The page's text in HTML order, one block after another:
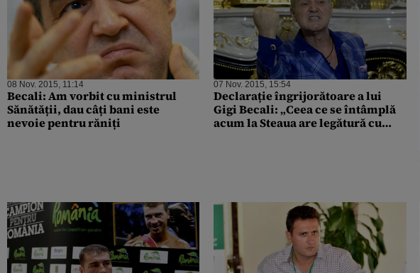
08 Nov. 2015, 11:14
Becali: Am vorbit cu ministrul
Sănătății, dau câți bani este
nevoie pentru răniți
07 Nov. 2015, 15:54
Declarație îngrijorătoare a lui
Gigi Becali: „Ceea ce se întâmplă
acum la Steaua are legătură cu